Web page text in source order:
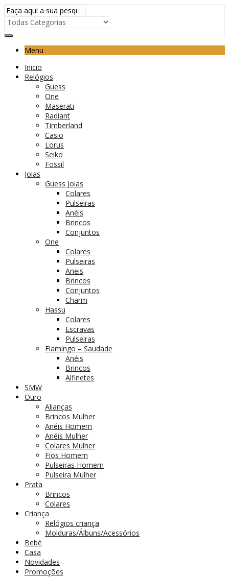
Menu
Inicio
Relógios
Guess
One
Maserati
Radiant
Timberland
Casio
Lorus
Seiko
Fossil
Joias
Guess Joias
Colares
Pulseiras
Anéis
Brincos
Conjuntos
One
Colares
Pulseiras
Aneis
Brincos
Conjuntos
Charm
Hassu
Colares
Escravas
Pulseiras
Flamingo – Saudade
Anéis
Brincos
Alfinetes
SMW
Ouro
Alianças
Brincos Mulher
Anéis Homem
Anéis Mulher
Colares Mulher
Fios Homem
Pulseiras Homem
Pulseira Mulher
Prata
Brincos
Colares
Criança
Relógios criança
Molduras/Álbuns/Acessórios
Bebé
Casa
Novidades
Promoções